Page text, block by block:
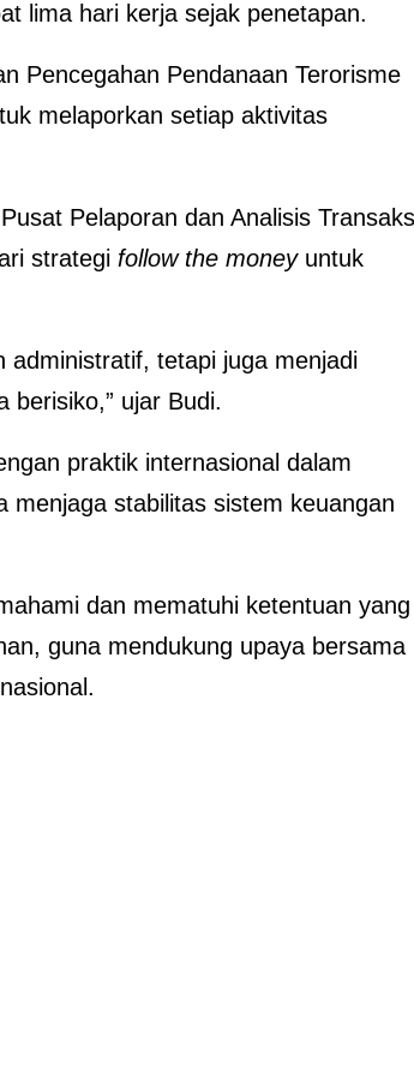
lima hari kerja sejak penetapan.
Pencegahan Pendanaan Terorisme
melaporkan setiap aktivitas
Pelaporan dan Analisis
strategi follow the moneyuntuk
administratif, tetapi juga menjadi
berisiko,” ujar Budi.
praktik internasional dalam
menjaga stabilitas sistem keuangan
dan mematuhi ketentuan yang
guna mendukung upaya bersama